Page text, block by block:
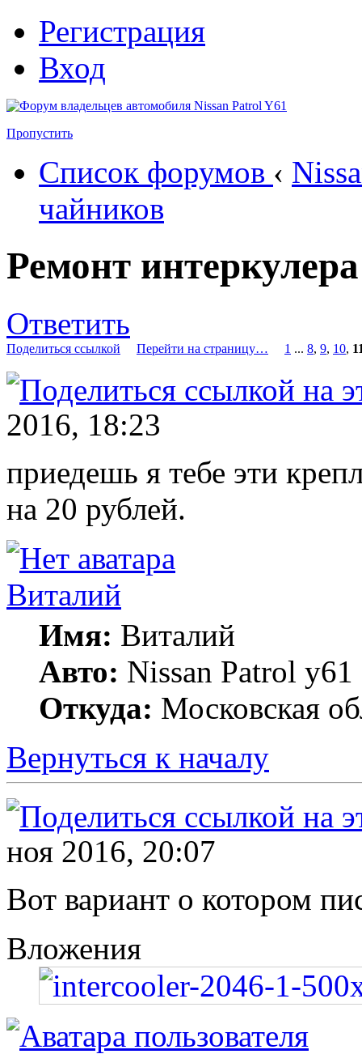
Регистрация
Вход
Пропустить
Список форумов ‹
чайников
Ремонт
Ответить
Поделиться ссылкой Перейти на страницу… 1 ... 8, 9, 10,
2016, 18:23
приедешь я тебе эти
на 20 рублей.
Виталий
Имя: Виталий
Авто: Nissan Patrol
Откуда: Московская
Вернуться к началу
ноя 2016, 20:07
Вот вариант о котором
Вложения